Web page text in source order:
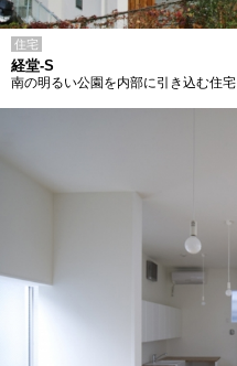
住宅
経堂-S
南の明るい公園を内部に引き込む住宅